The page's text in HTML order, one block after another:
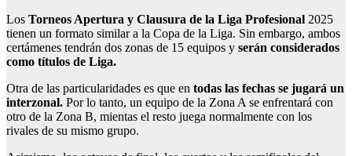
Los Torneos Apertura y Clausura de la Liga Profesional 2025
tienen un formato similar a la Copa de la Liga. Sin embargo, ambos
certámenes tendrán dos zonas de 15 equipos y serán considerados
como títulos de Liga.
Otra de las particularidades es que en todas las fechas se jugará un
interzonal. Por lo tanto, un equipo de la Zona A se enfrentará con
otro de la Zona B, mientas el resto juega normalmente con los
rivales de su mismo grupo.